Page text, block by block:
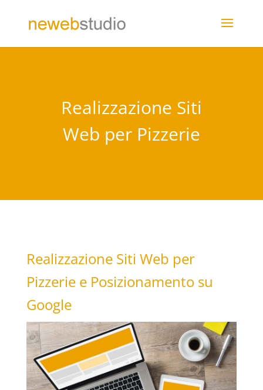
Realizzazione Siti
Web per Pizzerie
Realizzazione Siti Web per
Pizzerie e Posizionamento su
Google